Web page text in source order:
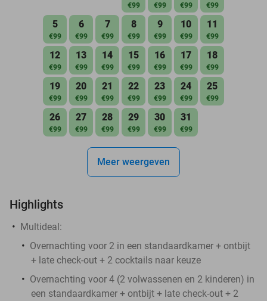
€99 €99 €99 €99
5
€99
6
€99
7
€99
8
€99
9
€99
10
€99
11
€99
12
€99
13
€99
14
€99
15
€99
16
€99
17
€99
18
€99
19
€99
20
€99
21
€99
22
€99
23
€99
24
€99
25
€99
26
€99
27
€99
28
€99
29
€99
30
€99
31
€99
Meer weergeven
Highlights
Multideal:
Overnachting voor 2 in een standaardkamer + ontbijt
+ late check-out + 2 cocktails naar keuze
Overnachting voor 4 (2 volwassenen en 2 kinderen) in
een standaardkamer + ontbijt + late check-out + 2